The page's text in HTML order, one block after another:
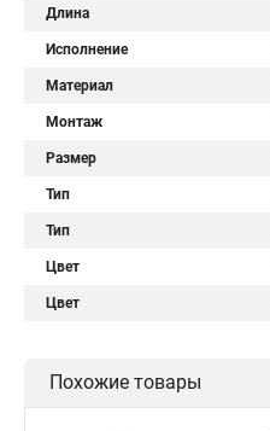
Длина
Исполнение
Материал
Монтаж
Размер
Тип
Тип
Цвет
Цвет
Похожие товары